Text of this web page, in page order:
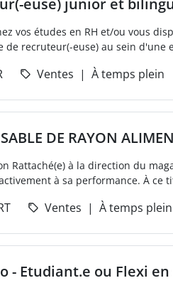
euse) junior et
vos études en RH et/ou vous
de recruteur(-euse) au sein d'une
Ventes À temps plein
DE RAYON
Rattaché(e) à la direction du
à sa performance. À ce
Ventes À temps plein
- Etudiant.e ou Flexi